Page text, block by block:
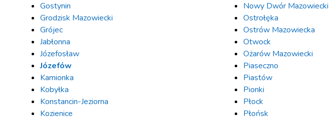
Gostynin
Grodzisk Mazowiecki
Grójec
Jabłonna
Józefosław
Józefów
Kamionka
Kobyłka
Konstancin-Jeziorna
Kozienice
Nowy Dwór Mazowiecki
Ostrołęka
Ostrów Mazowiecka
Otwock
Ożarów Mazowiecki
Piaseczno
Piastów
Pionki
Płock
Płońsk